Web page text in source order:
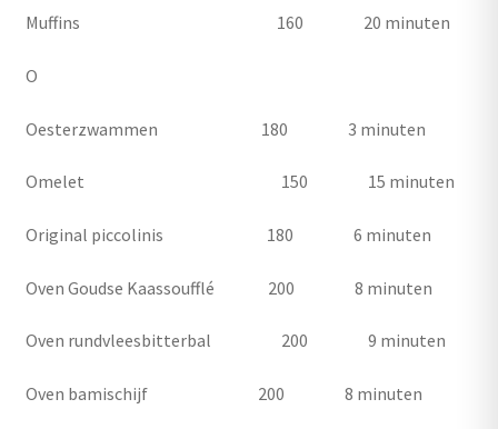
Muffins 160 20 minuten
O
Oesterzwammen 180 3 minuten
Omelet 150 15 minuten
Original piccolinis 180 6 minuten
Oven Goudse Kaassoufflé 200 8 minuten
Oven rundvleesbitterbal 200 9 minuten
Oven bamischijf 200 8 minuten